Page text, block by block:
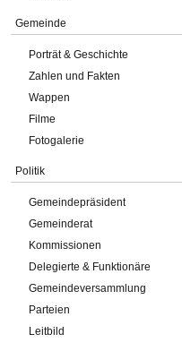
Gemeinde
Porträt & Geschichte
Zahlen und Fakten
Wappen
Filme
Fotogalerie
Politik
Gemeindepräsident
Gemeinderat
Kommissionen
Delegierte & Funktionäre
Gemeindeversammlung
Parteien
Leitbild